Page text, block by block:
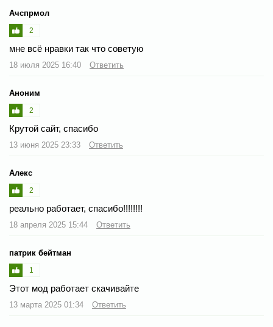
Ачспрмол
2
мне всё нравки так что советую
18 июля 2025 16:40 Ответить
Аноним
2
Крутой сайт, спасибо
13 июня 2025 23:33 Ответить
Алекс
2
реально работает, спасибо!!!!!!!!
18 апреля 2025 15:44 Ответить
патрик бейтман
1
Этот мод работает скачивайте
13 марта 2025 01:34 Ответить